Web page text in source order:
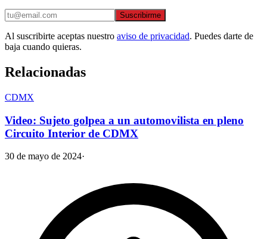
Suscribirme
Al suscribirte aceptas nuestro aviso de privacidad. Puedes darte de
baja cuando quieras.
Relacionadas
CDMX
Video: Sujeto golpea a un automovilista en pleno
Circuito Interior de CDMX
30 de mayo de 2024·